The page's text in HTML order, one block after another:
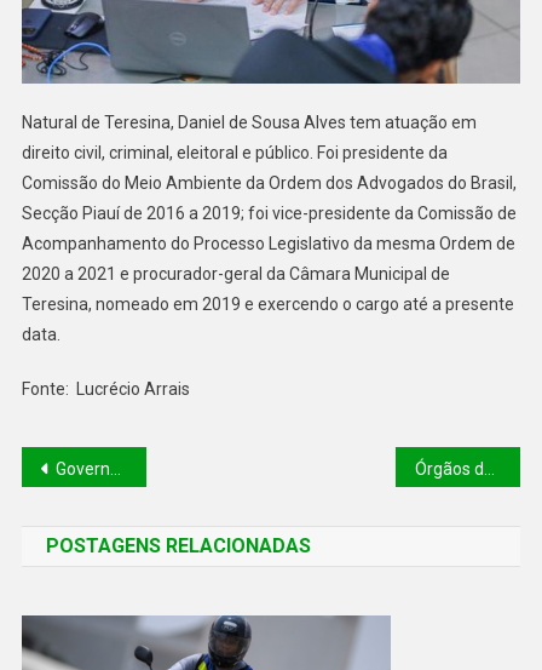
Natural de Teresina, Daniel de Sousa Alves tem atuação em
direito civil, criminal, eleitoral e público. Foi presidente da
Comissão do Meio Ambiente da Ordem dos Advogados do Brasil,
Secção Piauí de 2016 a 2019; foi vice-presidente da Comissão de
Acompanhamento do Processo Legislativo da mesma Ordem de
2020 a 2021 e procurador-geral da Câmara Municipal de
Teresina, nomeado em 2019 e exercendo o cargo até a presente
data.
Fonte: Lucrécio Arrais
Governador inaugura galeria que garante drenagem na região da BR-343 em Teresina
POSTAGENS RELACIONADAS